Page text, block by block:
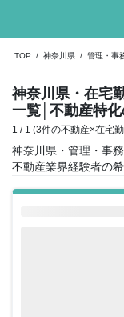
TOP / 神奈川県 / 管理・事
神奈川県・在宅
一覧 │不動産特
1 / 1 (3件の不動産×在宅
神奈川県・管理・事
不動産業界経験者の